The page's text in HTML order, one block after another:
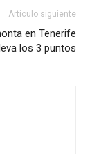
Artículo siguiente
en Tenerife
los 3 puntos